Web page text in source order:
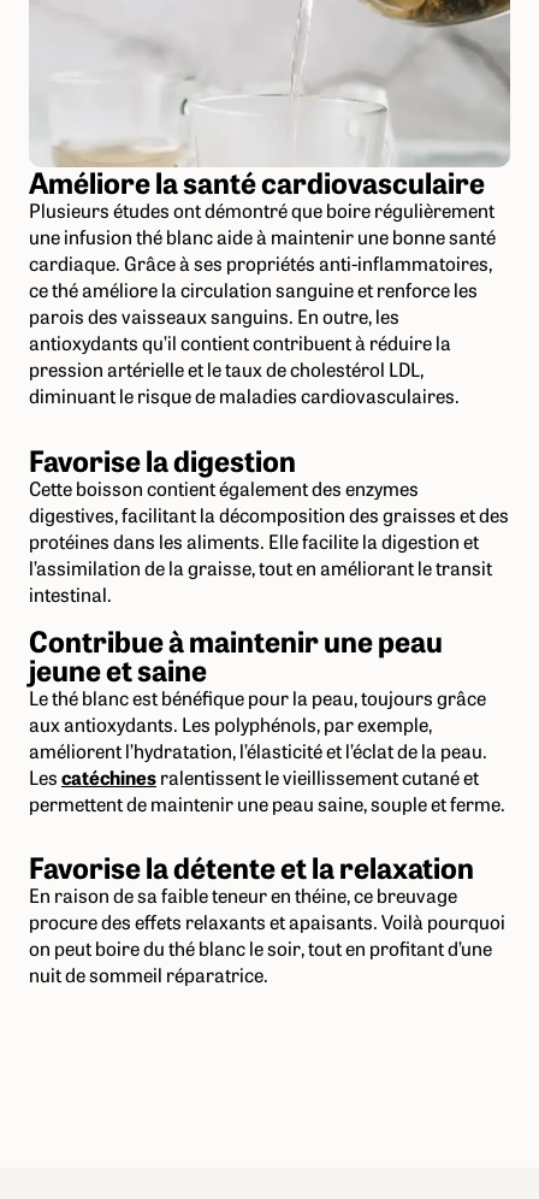
Améliore la santé cardiovasculaire
Plusieurs études ont démontré que boire régulièrement
une infusion thé blanc aide à maintenir une bonne santé
cardiaque. Grâce à ses propriétés anti-inflammatoires,
ce thé améliore la circulation sanguine et renforce les
parois des vaisseaux sanguins. En outre, les
antioxydants qu’il contient contribuent à réduire la
pression artérielle et le taux de cholestérol LDL,
diminuant le risque de maladies cardiovasculaires.
Favorise la digestion
Cette boisson contient également des enzymes
digestives, facilitant la décomposition des graisses et des
protéines dans les aliments. Elle facilite la digestion et
l’assimilation de la graisse, tout en améliorant le transit
intestinal.
Contribue à maintenir une peau
jeune et saine
Le thé blanc est bénéfique pour la peau, toujours grâce
aux antioxydants. Les polyphénols, par exemple,
améliorent l’hydratation, l’élasticité et l’éclat de la peau.
Lescatéchinesralentissent le vieillissement cutané et
permettent de maintenir une peau saine, souple et ferme.
Favorise la détente et la relaxation
En raison de sa faible teneur en théine, ce breuvage
procure des effets relaxants et apaisants. Voilà pourquoi
on peut boire du thé blanc le soir, tout en profitant d’une
nuit de sommeil réparatrice.